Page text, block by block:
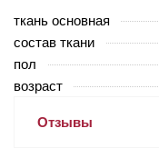
ткань основная
состав ткани
пол
возраст
Отзывы